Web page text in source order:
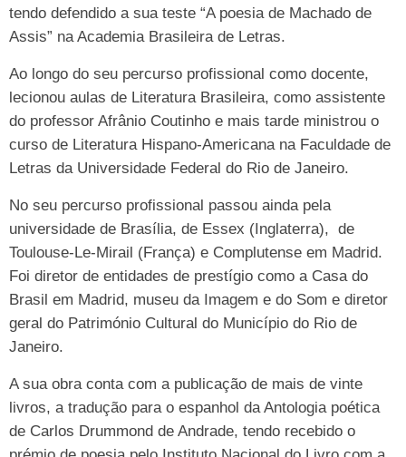
tendo defendido a sua teste “A poesia de Machado de
Assis” na Academia Brasileira de Letras.
Ao longo do seu percurso profissional como docente,
lecionou aulas de Literatura Brasileira, como assistente
do professor Afrânio Coutinho e mais tarde ministrou o
curso de Literatura Hispano-Americana na Faculdade de
Letras da Universidade Federal do Rio de Janeiro.
No seu percurso profissional passou ainda pela
universidade de Brasília, de Essex (Inglaterra), de
Toulouse-Le-Mirail (França) e Complutense em Madrid.
Foi diretor de entidades de prestígio como a Casa do
Brasil em Madrid, museu da Imagem e do Som e diretor
geral do Património Cultural do Município do Rio de
Janeiro.
A sua obra conta com a publicação de mais de vinte
livros, a tradução para o espanhol da Antologia poética
de Carlos Drummond de Andrade, tendo recebido o